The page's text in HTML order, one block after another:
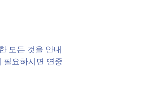
모든 것을 안내
필요하시면 연중